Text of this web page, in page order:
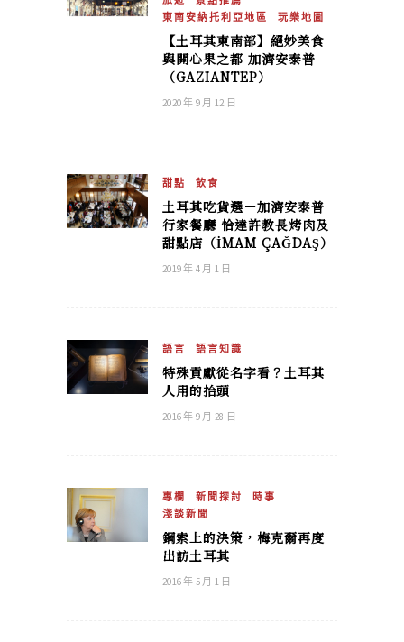
東南安納托利亞地區
玩樂地圖
【土耳其東南部】絕妙美食
與開心果之都 加濟安泰普
（GAZIANTEP）
2020 年 9 月 12 日
甜點 飲食
土耳其吃貨選－加濟安泰普
行家餐廳 恰達許教長烤肉及
甜點店（İMAM ÇAĞDAŞ）
2019 年 4 月 1 日
語言 語言知識
特殊貢獻從名字看？土耳其
人用的抬頭
2016 年 9 月 28 日
專欄 新聞探討
時事
淺談新聞
鋼索上的決策，梅克爾再度
出訪土耳其
2016 年 5 月 1 日